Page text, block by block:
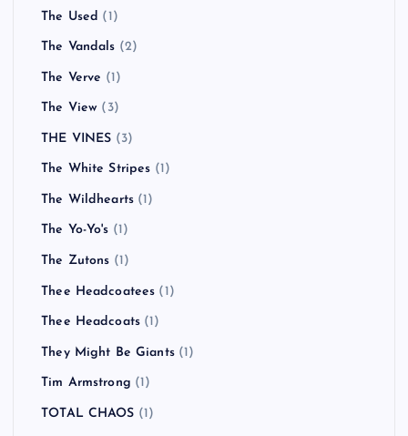
The Used (1)
The Vandals (2)
The Verve (1)
The View (3)
THE VINES (3)
The White Stripes (1)
The Wildhearts (1)
The Yo-Yo's (1)
The Zutons (1)
Thee Headcoatees (1)
Thee Headcoats (1)
They Might Be Giants(1)
Tim Armstrong (1)
TOTAL CHAOS (1)